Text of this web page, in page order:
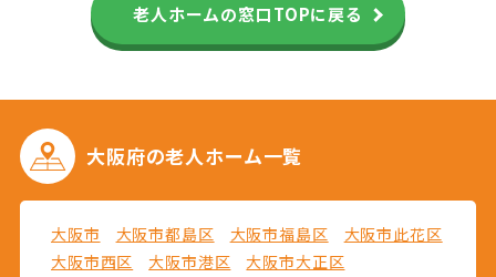
老人ホームの窓口TOPに戻る
大阪府の老人ホーム一覧
大阪市 大阪市都島区 大阪市福島区
大阪市此花区
大阪市西区
大阪市港区
大阪市大正区